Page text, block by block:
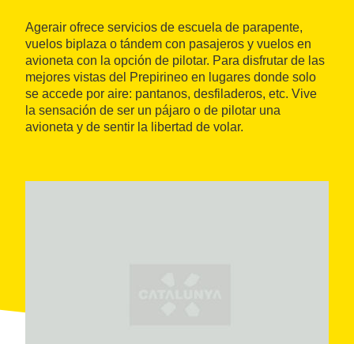
Agerair ofrece servicios de escuela de parapente,
vuelos biplaza o tándem con pasajeros y vuelos en
avioneta con la opción de pilotar. Para disfrutar de las
mejores vistas del Prepirineo en lugares donde solo
se accede por aire: pantanos, desfiladeros, etc. Vive
la sensación de ser un pájaro o de pilotar una
avioneta y de sentir la libertad de volar.